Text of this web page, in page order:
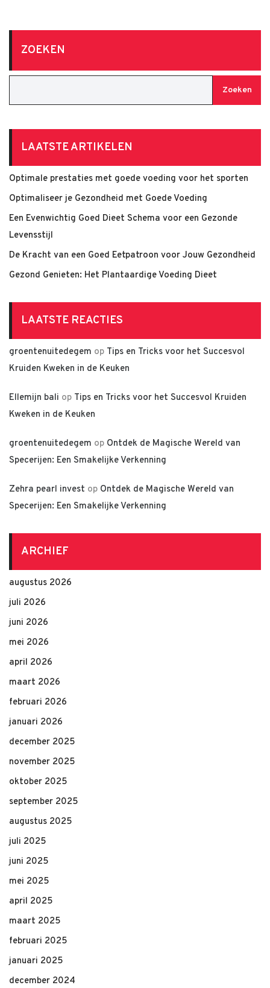
ZOEKEN
Zoeken
LAATSTE ARTIKELEN
Optimale prestaties met goede voeding voor het sporten
Optimaliseer je Gezondheid met Goede Voeding
Een Evenwichtig Goed Dieet Schema voor een Gezonde
Levensstijl
De Kracht van een Goed Eetpatroon voor Jouw Gezondheid
Gezond Genieten: Het Plantaardige Voeding Dieet
LAATSTE REACTIES
groentenuitedegem op Tips en Tricks voor het Succesvol
Kruiden Kweken in de Keuken
Ellemijn bali op Tips en Tricks voor het Succesvol Kruiden
Kweken in de Keuken
groentenuitedegem op Ontdek de Magische Wereld van
Specerijen: Een Smakelijke Verkenning
Zehra pearl invest op Ontdek de Magische Wereld van
Specerijen: Een Smakelijke Verkenning
ARCHIEF
augustus 2026
juli 2026
juni 2026
mei 2026
april 2026
maart 2026
februari 2026
januari 2026
december 2025
november 2025
oktober 2025
september 2025
augustus 2025
juli 2025
juni 2025
mei 2025
april 2025
maart 2025
februari 2025
januari 2025
december 2024